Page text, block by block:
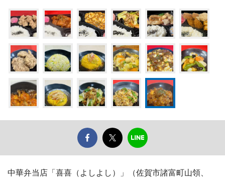
中華弁当店「喜喜（よしよし）」（佐賀市諸富町山領、